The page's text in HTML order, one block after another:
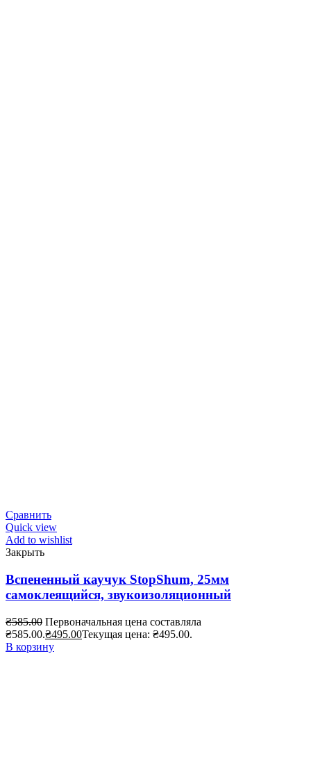
Сравнить
Quick view
Add to wishlist
Закрыть
Вспененный каучук StopShum, 25мм
самоклеящийся, звукоизоляционный
₴585.00 Первоначальная цена составляла
₴585.00.₴495.00Текущая цена: ₴495.00.
В корзину